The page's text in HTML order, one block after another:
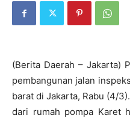
(Berita Daerah – Jakarta)
pembangunan jalan
barat di Jakarta, Rabu (4/
dari rumah pompa Karet